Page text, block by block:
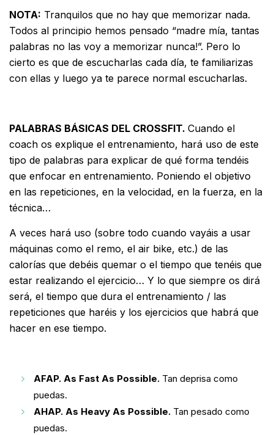
NOTA: Tranquilos que no hay que memorizar nada.
Todos al principio hemos pensado “madre mía, tantas
palabras no las voy a memorizar nunca!”. Pero lo
cierto es que de escucharlas cada día, te familiarizas
con ellas y luego ya te parece normal escucharlas.
PALABRAS BÁSICAS DEL CROSSFIT. Cuando el
coach os explique el entrenamiento, hará uso de este
tipo de palabras para explicar de qué forma tendéis
que enfocar en entrenamiento. Poniendo el objetivo
en las repeticiones, en la velocidad, en la fuerza, en la
técnica…
A veces hará uso (sobre todo cuando vayáis a usar
máquinas como el remo, el air bike, etc.) de las
calorías que debéis quemar o el tiempo que tenéis que
estar realizando el ejercicio… Y lo que siempre os dirá
será, el tiempo que dura el entrenamiento / las
repeticiones que haréis y los ejercicios que habrá que
hacer en ese tiempo.
AFAP. As Fast As Possible. Tan deprisa como
puedas.
AHAP. As Heavy As Possible. Tan pesado como
puedas.